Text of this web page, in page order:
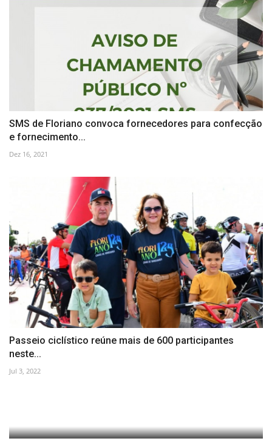
SMS de Floriano convoca fornecedores para confecção
e fornecimento...
Dez 16, 2021
Passeio ciclístico reúne mais de 600 participantes
neste...
Jul 3, 2022